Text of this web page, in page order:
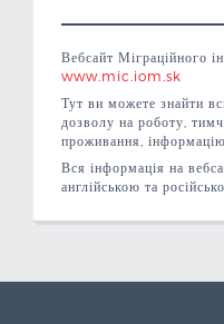
Вебсайт Міграційного
www.mic.iom.sk
Тут ви можете знайти
дозволу на роботу,
проживання,
Вся інформація на
англійською та